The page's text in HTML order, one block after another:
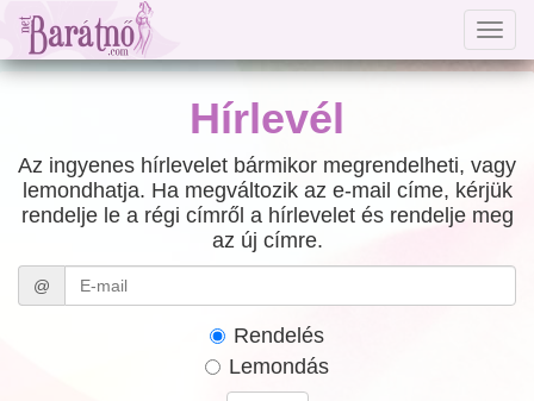
Hírlevél
Az ingyenes hírlevelet bármikor megrendelheti, vagy
lemondhatja. Ha megváltozik az e-mail címe, kérjük
rendelje le a régi címről a hírlevelet és rendelje meg
az új címre.
@
Rendelés
Lemondás